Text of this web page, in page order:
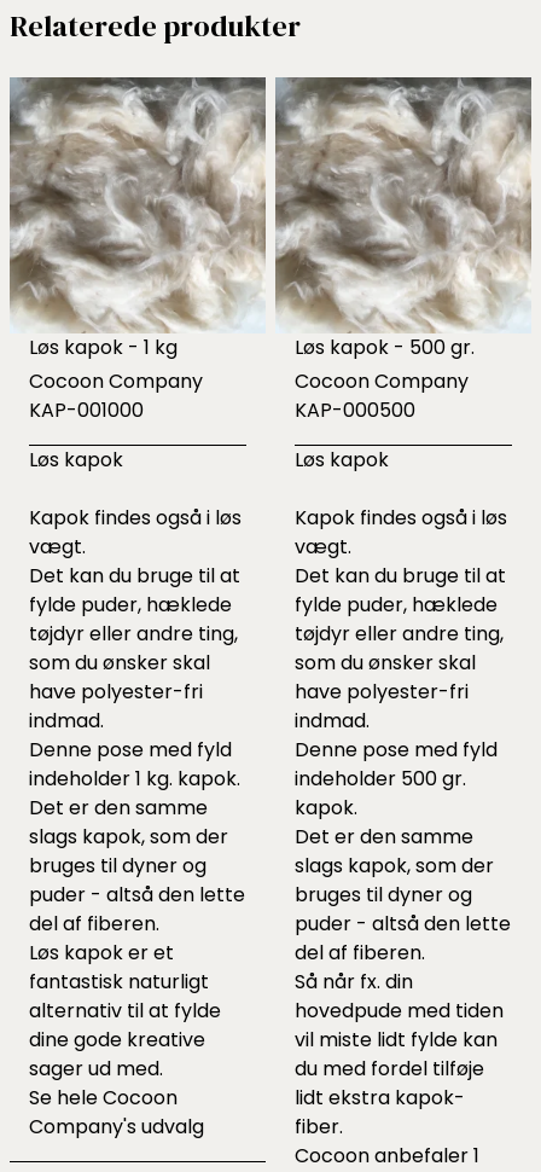
Relaterede produkter
Løs kapok - 1 kg
Cocoon Company
KAP-001000
Løs kapok
Kapok findes også i løs
vægt.
Det kan du bruge til at
fylde puder, hæklede
tøjdyr eller andre ting,
som du ønsker skal
have polyester-fri
indmad.
Denne pose med fyld
indeholder 1 kg. kapok.
Det er den samme
slags kapok, som der
bruges til dyner og
puder - altså den lette
del af fiberen.
Løs kapok er et
fantastisk naturligt
alternativ til at fylde
dine gode kreative
sager ud med.
Se heleCocoon
Company's udvalg
Løs kapok - 500 gr.
Cocoon Company
KAP-000500
Løs kapok
Kapok findes også i løs
vægt.
Det kan du bruge til at
fylde puder, hæklede
tøjdyr eller andre ting,
som du ønsker skal
have polyester-fri
indmad.
Denne pose med fyld
indeholder 500 gr.
kapok.
Det er den samme
slags kapok, som der
bruges til dyner og
puder - altså den lette
del af fiberen.
Så når fx. din
hovedpude med tiden
vil miste lidt fylde kan
du med fordel tilføje
lidt ekstra kapok-
fiber.
Cocoon anbefaler 1